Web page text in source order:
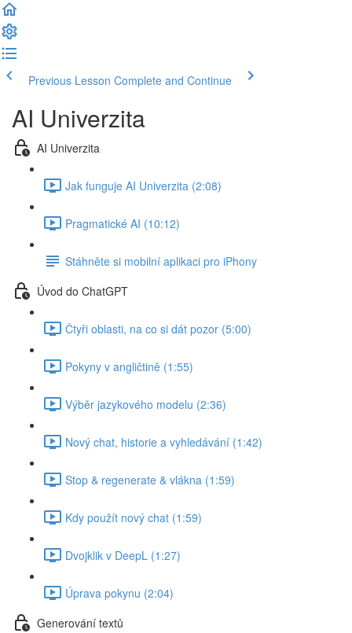
Previous Lesson Complete and Continue
AI Univerzita
AI Univerzita
Jak funguje AI Univerzita (2:08)
Pragmatické AI (10:12)
Stáhněte si mobilní aplikaci pro iPhony
Úvod do ChatGPT
Čtyři oblasti, na co si dát pozor (5:00)
Pokyny v angličtině (1:55)
Výběr jazykového modelu (2:36)
Nový chat, historie a vyhledávání (1:42)
Stop & regenerate & vlákna (1:59)
Kdy použít nový chat (1:59)
Dvojklik v DeepL (1:27)
Úprava pokynu (2:04)
Generování textů